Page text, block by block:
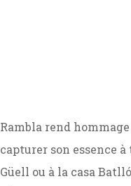
Rambla rend
capturer son essence
Güell ou à la casa